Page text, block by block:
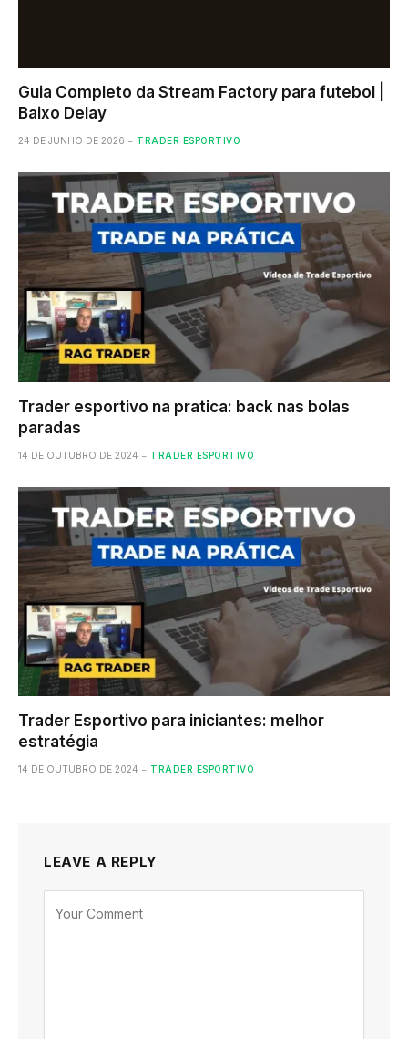
Guia Completo da Stream Factory para futebol |
Baixo Delay
24 DE JUNHO DE 2026 TRADER ESPORTIVO
Trader esportivo na pratica: back nas bolas
paradas
14 DE OUTUBRO DE 2024 TRADER ESPORTIVO
Trader Esportivo para iniciantes: melhor
estratégia
14 DE OUTUBRO DE 2024 TRADER ESPORTIVO
LEAVE A REPLY